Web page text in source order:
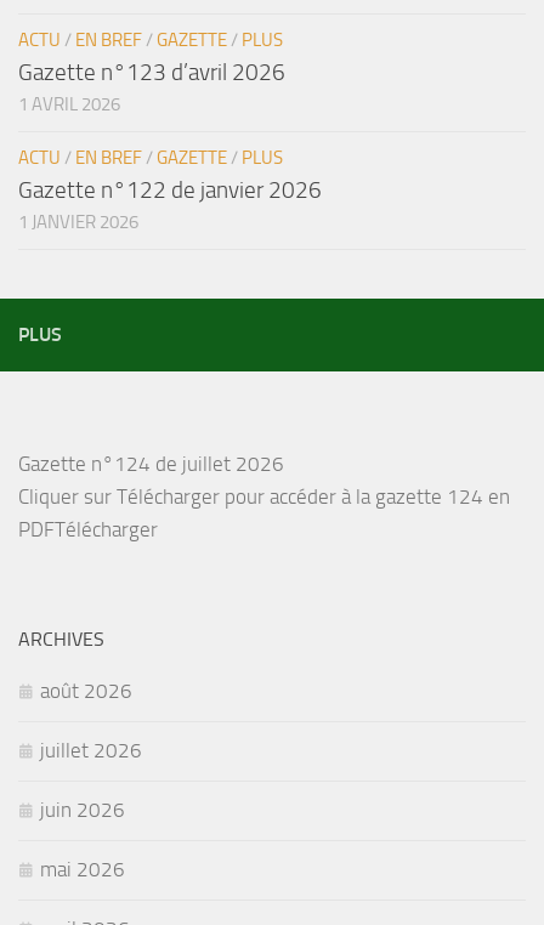
ACTU / EN BREF/GAZETTE/ PLUS
Gazette n°123 d’avril 2026
1 AVRIL 2026
ACTU / EN BREF/GAZETTE/ PLUS
Gazette n°122 de janvier 2026
1 JANVIER 2026
PLUS
Gazette n°124 de juillet 2026
Cliquer sur Télécharger pour accéder à la gazette 124 en
PDFTélécharger
ARCHIVES
août 2026
juillet 2026
juin 2026
mai 2026